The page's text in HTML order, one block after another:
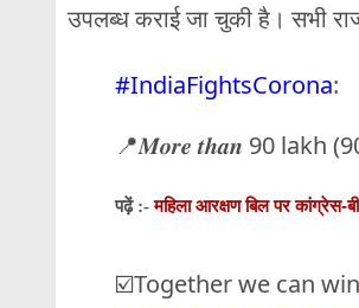
उपलब्ध कराई जा चुकी है। सभी
#IndiaFightsCorona:
📍𝑴𝒐𝒓𝒆 𝒕𝒉𝒂𝒏 90 lakh
पढ़ें :-महिला आरक्षण बिल पर कांग्रेस-
☑️Together we can